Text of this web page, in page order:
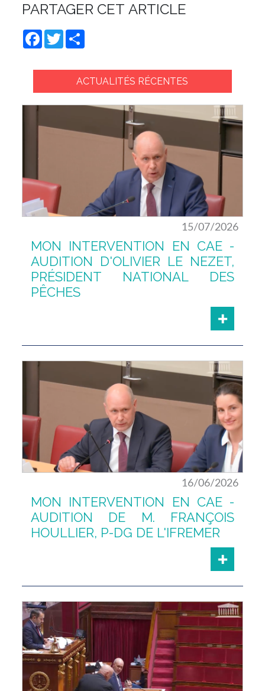
PARTAGER CET ARTICLE
FacebookTwitter
ACTUALITÉS RÉCENTES
15/07/2026
MON INTERVENTION EN CAE -
AUDITION D'OLIVIER LE NEZET,
PRÉSIDENT NATIONAL DES
PÊCHES
16/06/2026
MON INTERVENTION EN CAE -
AUDITION DE M. FRANÇOIS
HOULLIER, P-DG DE L'IFREMER